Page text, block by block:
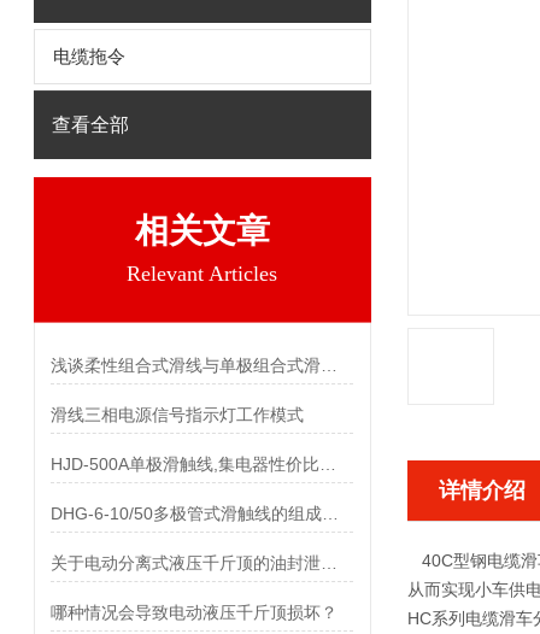
电缆拖令
查看全部
相关文章
Relevant Articles
滑线三相电源信号指示灯工作模式
哪种情况会导致电动液压千斤顶损坏？
详情介绍
40C型钢电缆
从而实现小车供
HC系列电缆滑